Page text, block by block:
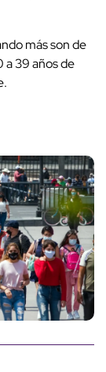
más son de
a 39 años de